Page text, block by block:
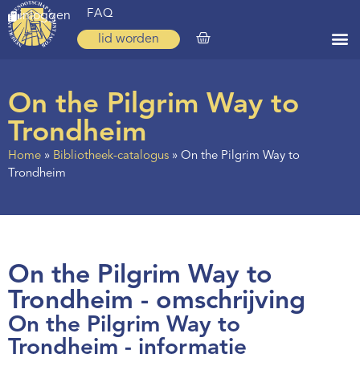
inloggen FAQ
lid worden
Zoeken
Over ons
Op weg
Spirituele reis
Regio’s
Nieuws
Agenda
On the Pilgrim Way to
Trondheim
Home » Bibliotheek-catalogus » On the Pilgrim Way to
Trondheim
On the Pilgrim Way to
Trondheim - omschrijving
On the Pilgrim Way to
Trondheim - informatie